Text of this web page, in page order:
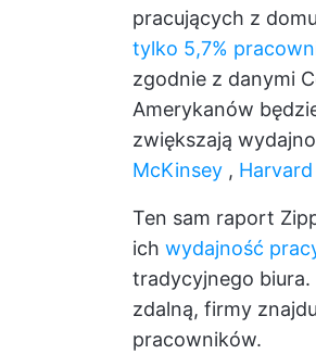
pracujących z
tylko 5,7%
zgodnie z danymi
Amerykanów
zwiększają
McKinsey ,
Ten sam raport
ich wydajność
tradycyjnego biura.
zdalną, firmy
pracowników.